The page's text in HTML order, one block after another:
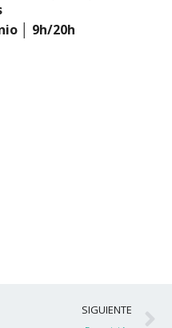
│ 9h/20h
SIGUIENTE